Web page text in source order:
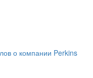
о компании Perkins